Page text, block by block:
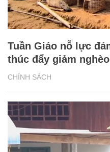
CHÍNH SÁCH
Tuần Giáo nỗ lực
thúc đẩy giảm nghèo